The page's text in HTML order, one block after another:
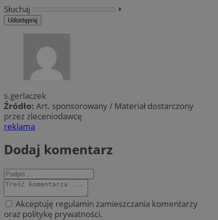
Słuchaj
⏵︎
Udostępnij
s.gerlaczek
Źródło: Art. sponsorowany / Materiał dostarczony
przez zleceniodawcę
reklama
Dodaj komentarz
Akceptuję regulamin zamieszczania komentarzy
oraz politykę prywatności.